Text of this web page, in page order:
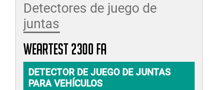
Detectores de juego de
juntas
WEARTEST 2300 FA
DETECTOR DE JUEGO DE JUNTAS
PARA VEHÍCULOS